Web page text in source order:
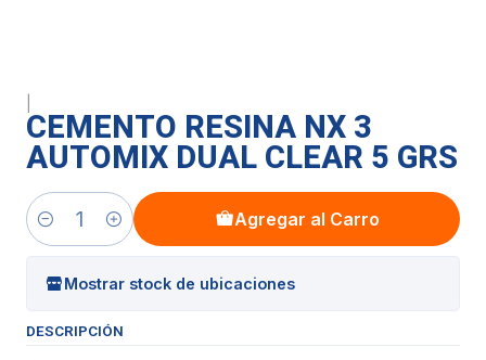
CEMENTO RESINA NX 3
AUTOMIX DUAL CLEAR 5 GRS
Cantidad
Agregar al Carro
Mostrar stock de ubicaciones
DESCRIPCIÓN